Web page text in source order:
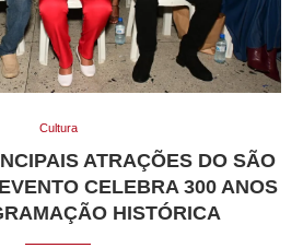
Cultura
ATRAÇÕES DO SÃO
CELEBRA 300 ANOS
HISTÓRICA